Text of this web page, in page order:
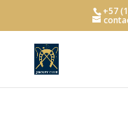
+57